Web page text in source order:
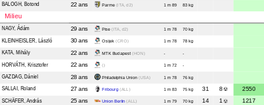
BALOGH, Botond 22 ans Parme (ITA, d2) 1 m 89 83 kg
Milieu
NAGY, Ádám 29 ans Pise(ITA, d2) 1 m 78 70 kg
KLEINHEISLER , László 30 ans Osijek(CRO) 1 m 78 78 kg
KATA , Mihály 22 ans MTK Budapest (HON) - -
HORVÁTH , Krisztofer 22 ans () 1 m 72 -
GAZDAG, Dániel 28 ans Philadelphia Union (USA) 1 m 78 76 kg
SALLAI, Roland 27 ans Fribourg (ALL) 1 m 83 75 kg 31 8 2550
SCHÄFER, András 25 ans Union Berlin (ALL) 1 m 79 70 kg 14 1 1217